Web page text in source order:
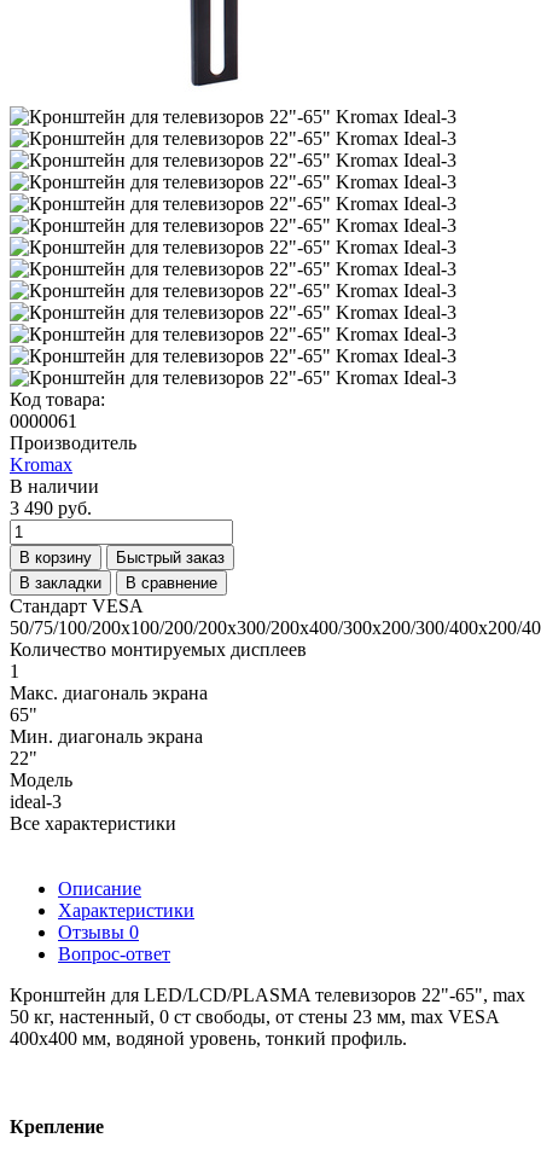
Код товара:
0000061
Производитель
Kromax
В наличии
3 490 руб.
В корзину
Быстрый заказ
В закладки
В сравнение
Стандарт VESA
50/75/100/200x100/200/200x300/200x400/300x200/300/400x200/
Количество монтируемых дисплеев
1
Макс. диагональ экрана
65"
Мин. диагональ экрана
22"
Модель
ideal-3
Все характеристики
Описание
Характеристики
Отзывы 0
Вопрос-ответ
Кронштейн для LED/LCD/PLASMA телевизоров 22"-65", max
50 кг, настенный, 0 ст свободы, от стены 23 мм, max VESA
400x400 мм, водяной уровень, тонкий профиль.
Крепление